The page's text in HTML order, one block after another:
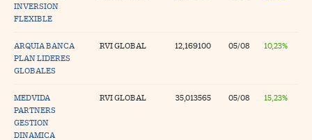
INVERSION
FLEXIBLE
ARQUIA BANCA
PLAN LIDERES
GLOBALES
RVI GLOBAL 12,169100 05/08 10,23%
MEDVIDA
PARTNERS
GESTION
DINAMICA
RVI GLOBAL 35,013565 05/08 15,23%